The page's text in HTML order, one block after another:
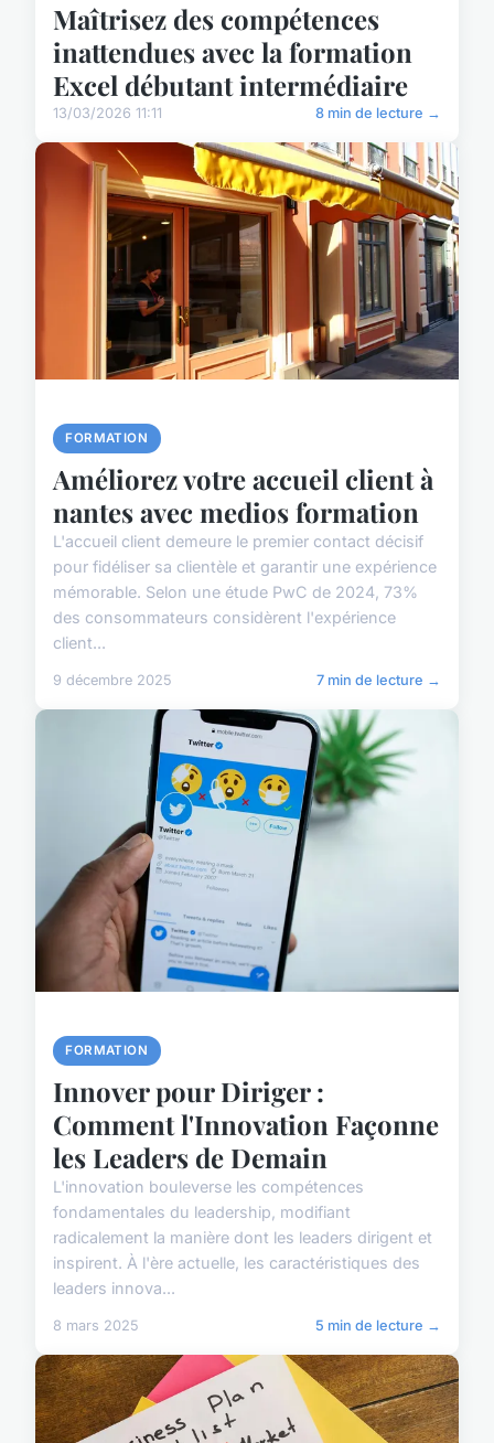
Maîtrisez des compétences
inattendues avec la formation
Excel débutant intermédiaire
13/03/2026 11:11 8 min de lecture →
FORMATION
Améliorez votre accueil client à
nantes avec medios formation
L'accueil client demeure le premier contact décisif
pour fidéliser sa clientèle et garantir une expérience
mémorable. Selon une étude PwC de 2024, 73%
des consommateurs considèrent l'expérience
client...
9 décembre 2025 7 min de lecture →
FORMATION
Innover pour Diriger :
Comment l'Innovation Façonne
les Leaders de Demain
L'innovation bouleverse les compétences
fondamentales du leadership, modifiant
radicalement la manière dont les leaders dirigent et
inspirent. À l'ère actuelle, les caractéristiques des
leaders innova...
8 mars 2025 5 min de lecture →